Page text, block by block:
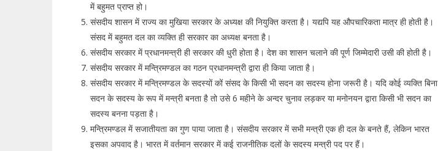
में बहुमत प्राप्त हो।
संसदीय शासन में राज्य का मुखिया सरकार के अध्यक्ष की नियुक्ति करता है। यद्यपि यह औपचारिकता मात्र ही होती है।
संसद में बहुमत दल का व्यक्ति ही सरकार का अध्यक्ष बनता है।
संसदीय सरकार में प्रधानमन्त्री ही सरकार की धुरी होता है। देश का शासन चलाने की पूर्ण जिम्मेदारी उसी की होती है।
संसदीय सरकार में मन्त्रिमण्डल का गठन प्रधानमन्त्री द्वारा ही किया जाता है।
संसदीय सरकार में मन्त्रिमण्डल के सदस्यों कों संसद के किसी भी सदन का सदस्य होना जरूरी है। यदि कोई व्यक्ति बिना
सदन के सदस्य के रूप में मन्त्री बनता है तो उसे 6 महीने के अन्दर चुनाव लड़कर या मनोनयन द्वारा किसी भी सदन का
सदस्य बनना पड़ता है।
मन्त्रिमण्डल में सजातीयता का गुण पाया जाता है। संसदीय सरकार में सभी मन्त्री एक ही दल के बनते हैं, लेकिन भारत
इसका अपवाद है। भारत में वर्तमान सरकार में कई राजनीतिक दलों के सदस्य मन्त्री पद पर हैं।